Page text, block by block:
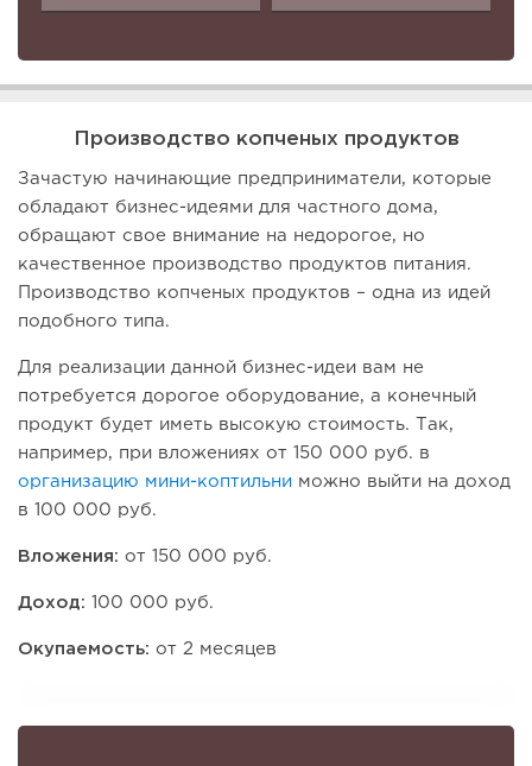
Производство копченых продуктов
Зачастую начинающие предприниматели, которые
обладают бизнес-идеями для частного дома,
обращают свое внимание на недорогое, но
качественное производство продуктов питания.
Производство копченых продуктов – одна из идей
подобного типа.
Для реализации данной бизнес-идеи вам не
потребуется дорогое оборудование, а конечный
продукт будет иметь высокую стоимость. Так,
например, при вложениях от 150 000 руб. в
организацию мини-коптильни можно выйти на доход
в 100 000 руб.
Вложения: от 150 000 руб.
Доход: 100 000 руб.
Окупаемость: от 2 месяцев